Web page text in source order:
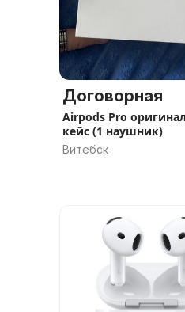
Договорная
Airpods Pro
кейс (1 наушник)
Витебск